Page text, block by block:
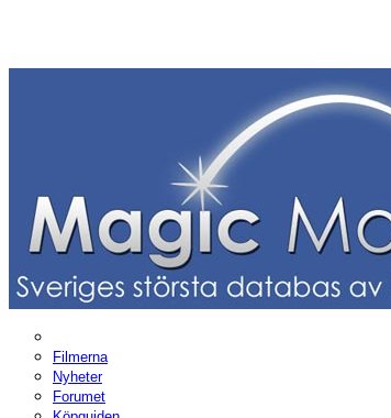
Filmerna
Nyheter
Forumet